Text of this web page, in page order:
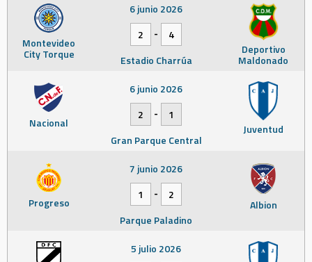
Montevideo
City Torque Deportivo
Maldonado
6 junio 2026
2
-
4
Estadio Charrúa
Nacional Juventud
6 junio 2026
2
-
1
Gran Parque Central
Progreso Albion
7 junio 2026
1
-
2
Parque Paladino
5 julio 2026